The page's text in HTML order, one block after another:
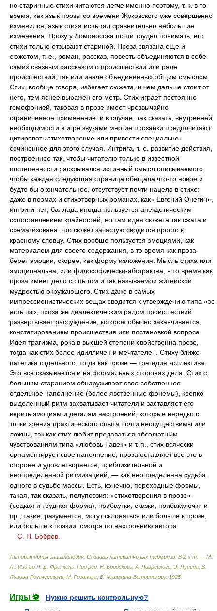
но старинные стихи читаются легче именно поэтому, т. к. в то
время, как язык прозы со времени Жуковского уже совершенно
изменился, язык стиха испытал сравнительно небольшие
изменения. Прозу у Ломоносова почти трудно понимать, его
стихи только отзывают стариной. Проза связана еще и
сюжетом, т.-е., роман, рассказ, повесть объединяются в себе
самих связным рассказом о происшествии или ряде
происшествий, так или иначе объединенных общим смыслом.
Стих, вообще говоря, избегает сюжета, и чем дальше стоит от
него, тем яснее выражен его метр. Стих играет постоянно
гомофонией, таковая в прозе имеет чрезвычайно
ограниченное применение, и в случае, так сказать, внутренней
необходимости в игре звуками многие прозаики предпочитают
цитировать стихотворение или привести специально-
сочиненное для этого случая. Интрига, т.-е. развитие действия,
построенное так, чтобы читателю только в известной
постепенности раскрывался истинный смысл описываемого,
чтобы каждая следующая страница обещала что-то новое и
будто бы окончательное, отсутствует почти нацело в стихе;
даже в поэмах и стихотворных романах, как «Евгений Онегин»,
интриги нет; баллада иногда пользуется анекдотическим
сопоставлением крайностей, но там идея сюжета так сжата и
схематизована, что сюжет зачастую сводится просто к
красному словцу. Стих вообще пользуется эмоциями, как
материалом для своего содержания, в то время как проза
берет эмоции, скорее, как форму изложения. Мысль стиха или
эмоциональна, или философически-абстрактна, в то время как
проза имеет дело с опытом и так называемой житейской
мудростью окружающего. Стих даже в самых
импрессионистических вещах сводится к утверждению типа «эс
есть пэ», проза же диалектическим рядом происшествий
развертывает рассуждение, которое обычно заканчивается,
констатированием происшествия или постановкой вопроса.
Идея трагизма, рока в высшей степени свойственна прозе,
тогда как стих более идилличен и мечтателен. Стиху ближе
патетика отдельного, тогда как прозе — трагедия коллектива.
Это все сказывается и на формальных сторонах дела. Стих с
большим старанием обнаруживает свое собственное
отдельное наполнение (более явственные фонемы), крепко
выделенный ритм захватывает читателя и заставляет его
верить эмоциям и деталям настроений, которые нередко с
точки зрения практического опыта почти неосуществимы или
ложны, так как стих любит предаваться абсолютным
чувствованиям типа «любовь навек» и т. п., стих всячески
орнаментирует свое наполнение; проза оставляет все это в
стороне и удовлетворяется, приблизительной и
неопределенной ритмизацией, — как неопределенна судьба
одного в судьбе массы. Есть, конечно, переходные формы,
такая, так сказать, полупоэзия: «стихотворения в прозе»
(редкая и трудная форма), прибаутки, сказки, прибакулочки и
пр.; такие, разумеется, могут склоняться или больше к прозе,
или больше к поэзии, смотря по настроению автора.
С. П. Бобров.
Литературная энциклопедия: Словарь литературных терминов: В 2-х т. — М.;
Л.: Изд-во Л. Д. Френкель Под ред. Н. Бродского, А. Лаврецкого, Э. Лунина, В.
Львова-Рогачевского, М. Розанова, В. Чешихина-Ветринского 1925
Игры ⚽
Нужно решить контрольную?